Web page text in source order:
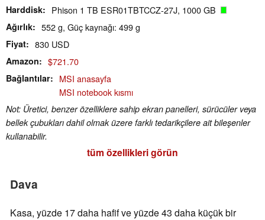
Harddisk Phison 1 TB ESR01TBTCCZ-27J, 1000 GB
Ağırlık 552 g, Güç kaynağı: 499 g
Fiyat 830 USD
Amazon $721.70
Bağlantılar
MSI anasayfa
MSI notebook kısmı
Not: Üretici, benzer özelliklere sahip ekran panelleri, sürücüler veya
bellek çubukları dahil olmak üzere farklı tedarikçilere ait bileşenler
kullanabilir.
tüm özellikleri görün
Dava
Kasa, yüzde 17 daha hafif ve yüzde 43 daha küçük bir